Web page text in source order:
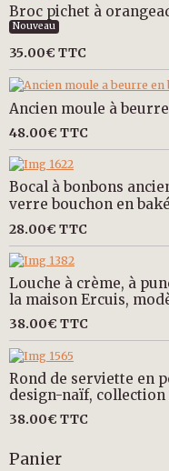
Broc pichet à
Nouveau
35.00€ TTC
Ancien moule à
48.00€ TTC
Bocal à bonbons
verre bouchon en
28.00€ TTC
Louche à crème, à
la maison Ercuis,
38.00€ TTC
Rond de serviette en
design-naïf, collection
38.00€ TTC
Panier